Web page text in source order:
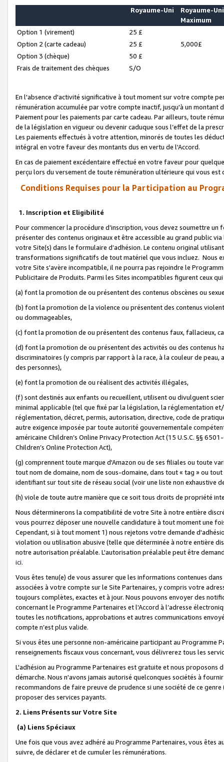
Royaume-Uni
Royaume-Uni
Maximum
Option 1 (virement)
25 £
Option 2 (carte cadeau)
25 £
5,000£
Option 3 (chèque)
50 £
Frais de traitement des chèques
S/O
En l'absence d'activité significative à tout moment sur votre compte
rémunération accumulée par votre compte inactif, jusqu'à un montant
Paiement pour les paiements par carte cadeau. Par ailleurs, toute
de la législation en vigueur ou devenir caduque sous l’effet de la
Les paiements effectués à votre attention, minorés de toutes les
intégral en votre faveur des montants dus en vertu de l'Accord.
En cas de paiement excédentaire effectué en votre faveur pour
perçu lors du versement de toute rémunération ultérieure qui vous est
Conditions Requises pour la Participation au
1. Inscription et Eligibilité
Pour commencer la procédure d’inscription, vous devez soumettre
présenter des contenus originaux et être accessible au grand public
votre Site(s) dans le formulaire d’adhésion. Le contenu original
transformations significatifs de tout matériel que vous incluez. Nous
votre Site s'avère incompatible, il ne pourra pas rejoindre le
Publicitaire de Produits. Parmi les Sites incompatibles figurent ceux
(a) font la promotion de ou présentent des contenus obscènes ou
(b) font la promotion de la violence ou présentent des contenus
ou dommageables,
(c) font la promotion de ou présentent des contenus faux, fallacieux,
(d) font la promotion de ou présentent des activités ou des contenus
discriminatoires (y compris par rapport à la race, à la couleur de
des personnes),
(e) font la promotion de ou réalisent des activités illégales,
(f) sont destinés aux enfants ou recueillent, utilisent ou divulguent
minimal applicable (tel que fixé par la législation, la réglementation
réglementation, décret, permis, autorisation, directive, code de
autre exigence imposée par toute autorité gouvernementale
américaine Children’s Online Privacy Protection Act (15 U.S.C. §§
Children’s Online Protection Act),
(g) comprennent toute marque d'Amazon ou de ses filiales ou toute
tout nom de domaine, nom de sous-domaine, dans tout « tag » ou
identifiant sur tout site de réseau social (voir une liste non exhaustive
(h) viole de toute autre manière que ce soit tous droits de propriété
Nous déterminerons la compatibilité de votre Site à notre entière
vous pourrez déposer une nouvelle candidature à tout moment une
Cependant, si à tout moment 1) nous rejetons votre demande
violation ou utilisation abusive (telle que déterminée à notre entière
notre autorisation préalable. L'autorisation préalable peut être
ici.
Vous êtes tenu(e) de vous assurer que les informations contenues
associées à votre compte sur le Site Partenaires, y compris votre
toujours complètes, exactes et à jour. Nous pouvons envoyer des
concernant le Programme Partenaires et l'Accord à l’adresse
toutes les notifications, approbations et autres communications
compte n’est plus valide.
Si vous êtes une personne non-américaine participant au
renseignements fiscaux vous concernant, vous délivrerez tous les
L'adhésion au Programme Partenaires est gratuite et nous proposons
démarche. Nous n'avons jamais autorisé quelconques sociétés à
recommandons de faire preuve de prudence si une société de ce
proposer des services payants.
2. Liens Présents sur Votre Site
(a) Liens Spéciaux
Une fois que vous avez adhéré au Programme Partenaires, vous êtes
suivre, de déclarer et de cumuler les rémunérations.